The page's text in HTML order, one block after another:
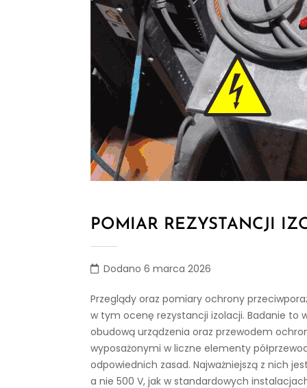
POMIAR REZYSTANCJI
Dodano 6 marca 2026
Przeglądy oraz pomiary ochrony
w tym ocenę rezystancji izolacji. Badanie to
obudową urządzenia oraz przewodem
wyposażonymi w liczne elementy
odpowiednich zasad. Najważniejszą z nich
a nie 500 V, jak w standardowych